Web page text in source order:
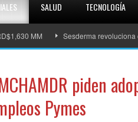
SALUD TECNOLOGÍA
Sesderma revoluciona el
piden
Pymes